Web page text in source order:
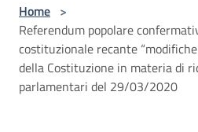
Home >
Referendum popolare
costituzionale recante
della Costituzione in materia di
parlamentari del 29/03/2020